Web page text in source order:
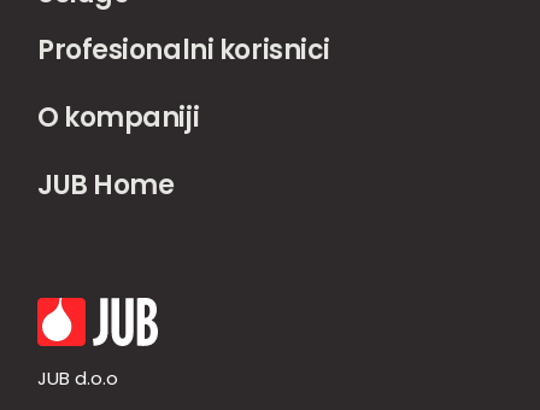
Profesionalni korisnici
O kompaniji
JUB Home
JUB d.o.o